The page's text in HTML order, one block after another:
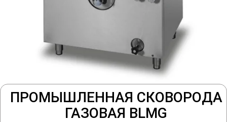
ПРОМЫШЛЕННАЯ СКОВОРОДА
ГАЗОВАЯ BLMG